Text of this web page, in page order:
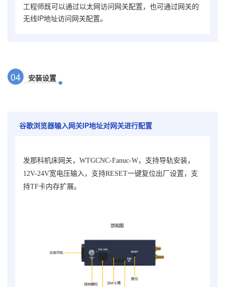
工程师既可以通过以太网访问网关配置，也可通过网关的
无线IP地址访问网关配置。
04 安装设置
谷歌浏览器输入网关IP地址对网关进行配置
发那科机床网关，WTGCNC-Fanuc-W，支持导轨安装，
12V-24V宽电压输入，支持RESET一键复位出厂设置，支
持TF卡内存扩展。